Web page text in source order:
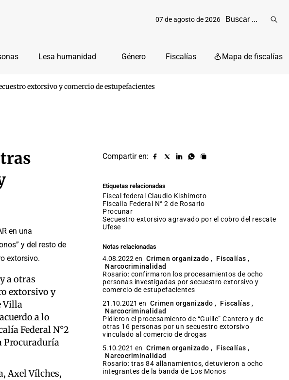
07 de agosto de 2026
Lesa humanidad Género Fiscalías Mapa de fiscalías
extorsivo y comercio de estupefacientes
en una
y del resto de
extorsivo.
a otras
extorsivo y
Villa
a lo
Federal N°2
Procuraduría
Axel Vílches,
Compartir en:
Compartir
Compartir
Compartir
Compartir
Copiar
Etiquetas relacionadas
fiscal federal Claudio Kishimoto
Fiscalía Federal N° 2 de Rosario
procunar
secuestro extorsivo agravado por el cobro del rescate
Ufese
Notas relacionadas
4.08.2022 en Crimen organizado , Fiscalías ,
Narcocriminalidad
Rosario: confirmaron los procesamientos de ocho
personas investigadas por secuestro extorsivo y
comercio de estupefacientes
21.10.2021 en Crimen organizado , Fiscalías ,
Narcocriminalidad
Pidieron el procesamiento de “Guille” Cantero y de
otras 16 personas por un secuestro extorsivo
vinculado al comercio de drogas
5.10.2021 en Crimen organizado , Fiscalías ,
Narcocriminalidad
Rosario: tras 84 allanamientos, detuvieron a ocho
integrantes de la banda de Los Monos